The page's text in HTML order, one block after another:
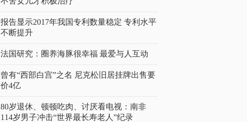
报告显示2017年我国专利数量稳定 专利水平
不断提升
法国研究：圈养海豚很幸福 最爱与人互动
曾有“西部白宫”之名 尼克松旧居挂牌出售要
价4亿
80岁退休、顿顿吃肉、讨厌看电视：南非
114岁男子冲击“世界最长寿老人”纪录